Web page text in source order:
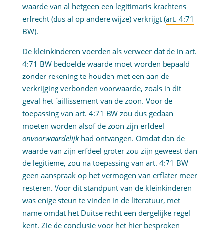
waarde van al hetgeen een legitimaris krachtens
erfrecht (dus al op andere wijze) verkrijgt (art. 4:71
BW).
De kleinkinderen voerden als verweer dat de in art.
4:71 BW bedoelde waarde moet worden bepaald
zonder rekening te houden met een aan de
verkrijging verbonden voorwaarde, zoals in dit
geval het faillissement van de zoon. Voor de
toepassing van art. 4:71 BW zou dus gedaan
moeten worden alsof de zoon zijn erfdeel
onvoorwaardelijk had ontvangen. Omdat dan de
waarde van zijn erfdeel groter zou zijn geweest dan
de legitieme, zou na toepassing van art. 4:71 BW
geen aanspraak op het vermogen van erflater meer
resteren. Voor dit standpunt van de kleinkinderen
was enige steun te vinden in de literatuur, met
name omdat het Duitse recht een dergelijke regel
kent. Zie de conclusievoor het hier besproken